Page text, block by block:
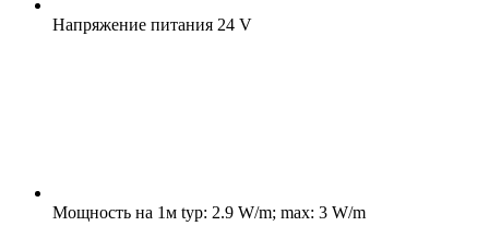
Напряжение питания 24 V
Мощность на 1м typ: 2.9 W/m; max: 3 W/m